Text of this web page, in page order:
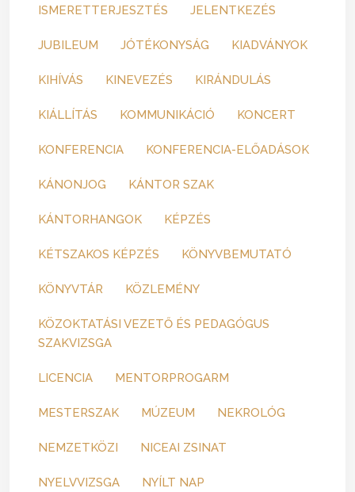
ISMERETTERJESZTÉS JELENTKEZÉS
JUBILEUM JÓTÉKONYSÁG KIADVÁNYOK
KIHÍVÁS KINEVEZÉS KIRÁNDULÁS
KIÁLLÍTÁS KOMMUNIKÁCIÓ KONCERT
KONFERENCIA KONFERENCIA-ELŐADÁSOK
KÁNONJOG KÁNTOR SZAK
KÁNTORHANGOK KÉPZÉS
KÉTSZAKOS KÉPZÉS KÖNYVBEMUTATÓ
KÖNYVTÁR KÖZLEMÉNY
KÖZOKTATÁSI VEZETŐ ÉS PEDAGÓGUS
SZAKVIZSGA
LICENCIA MENTORPROGARM
MESTERSZAK MÚZEUM NEKROLÓG
NEMZETKÖZI NICEAI ZSINAT
NYELVVIZSGA NYÍLT NAP